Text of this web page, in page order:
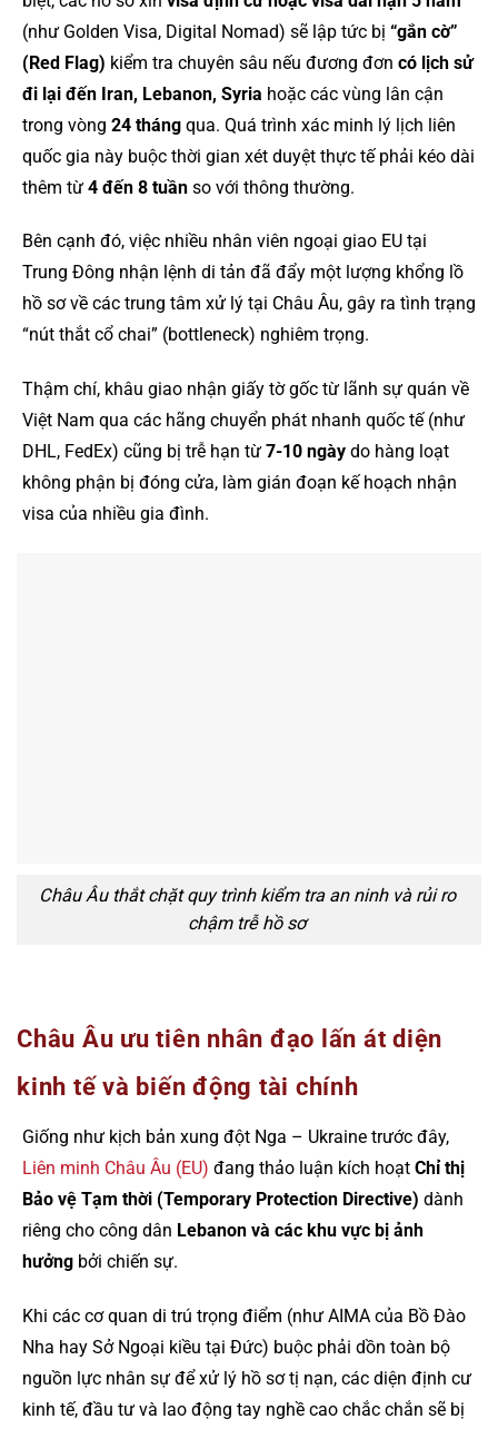
(như Golden Visa, Digital Nomad) sẽ lập tức bị “gắn cờ”
(Red Flag) kiểm tra chuyên sâu nếu đương đơn có lịch sử
đi lại đến Iran, Lebanon, Syria hoặc các vùng lân cận
trong vòng 24 tháng qua. Quá trình xác minh lý lịch liên
quốc gia này buộc thời gian xét duyệt thực tế phải kéo dài
thêm từ 4 đến 8 tuần so với thông thường.
Bên cạnh đó, việc nhiều nhân viên ngoại giao EU tại
Trung Đông nhận lệnh di tản đã đẩy một lượng khổng lồ
hồ sơ về các trung tâm xử lý tại Châu Âu, gây ra tình trạng
“nút thắt cổ chai” (bottleneck) nghiêm trọng.
Thậm chí, khâu giao nhận giấy tờ gốc từ lãnh sự quán về
Việt Nam qua các hãng chuyển phát nhanh quốc tế (như
DHL, FedEx) cũng bị trễ hạn từ 7-10 ngày do hàng loạt
không phận bị đóng cửa, làm gián đoạn kế hoạch nhận
visa của nhiều gia đình.
Châu Âu thắt chặt quy trình kiểm tra an ninh và rủi ro
chậm trễ hồ sơ
Châu Âu ưu tiên nhân đạo lấn át diện
kinh tế và biến động tài chính
Giống như kịch bản xung đột Nga – Ukraine trước đây,
Liên minh Châu Âu (EU) đang thảo luận kích hoạt Chỉ thị
Bảo vệ Tạm thời (Temporary Protection Directive) dành
riêng cho công dân Lebanon và các khu vực bị ảnh
hưởng bởi chiến sự.
Khi các cơ quan di trú trọng điểm (như AIMA của Bồ Đào
Nha hay Sở Ngoại kiều tại Đức) buộc phải dồn toàn bộ
nguồn lực nhân sự để xử lý hồ sơ tị nạn, các diện định cư
kinh tế, đầu tư và lao động tay nghề cao chắc chắn sẽ bị